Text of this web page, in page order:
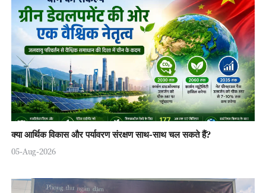
क्या आर्थिक विकास और पर्यावरण संरक्षण साथ-साथ चल सकते हैं?
05-Aug-2026